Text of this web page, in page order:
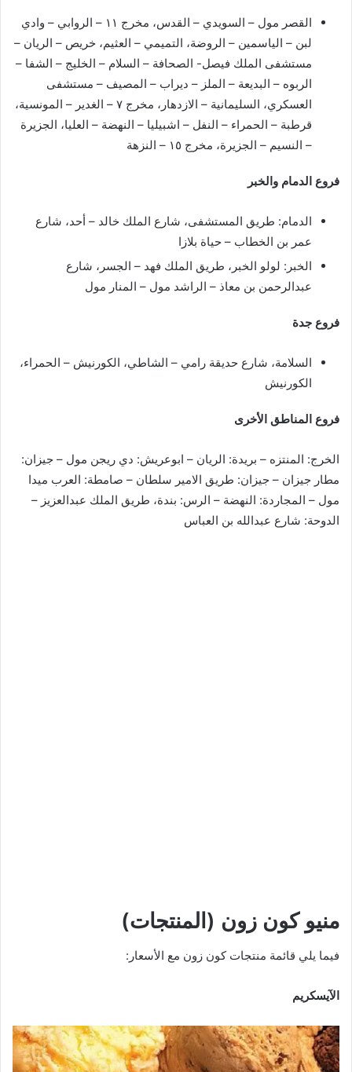
القصر مول – السويدي – القدس، مخرج ١١ – الروابي – وادي
لبن – الياسمين – الروضة، التميمي – العثيم، خريص – الريان –
مستشفى الملك فيصل- الصحافة – السلام – الخليج – الشفا –
الربوه – البديعة – الملز – ديراب – المصيف – مستشفى
العسكري، السليمانية – الازدهار، مخرج ٧ – الغدير – المونسية،
قرطبة – الحمراء – النفل – اشبيليا – النهضة – العليا، الجزيرة
– النسيم – الجزيرة، مخرج ١٥ – النزهة
فروع الدمام والخبر
الدمام: طريق المستشفى، شارع الملك خالد – أحد، شارع
عمر بن الخطاب – حياة بلازا
الخبر: لولو الخبر، طريق الملك فهد – الجسر، شارع
عبدالرحمن بن معاذ – الراشد مول – المنار مول
فروع جدة
السلامة، شارع حديقة رامي – الشاطي، الكورنيش – الحمراء،
الكورنيش
فروع المناطق الأخرى
الخرج: المنتزه – بريدة: الريان – ابوعريش: دي ريجن مول – جيزان:
مطار جيزان – جيزان: طريق الامير سلطان – صامطة: العرب ميدا
مول – المجاردة: النهضة – الرس: بندة، طريق الملك عبدالعزيز –
الدوحة: شارع عبدالله بن العباس
منيو كون زون (المنتجات)
فيما يلي قائمة منتجات كون زون مع الأسعار:
الآيسكريم